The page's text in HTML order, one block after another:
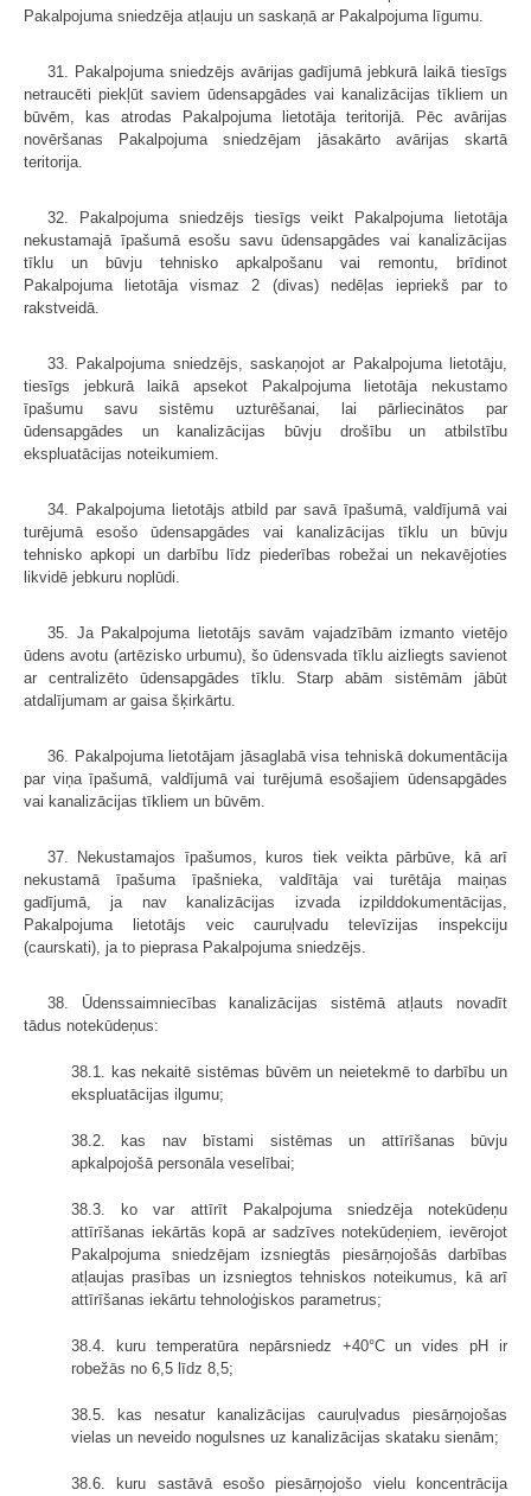
Pakalpojuma sniedzēja atļauju un saskaņā ar Pakalpojuma līgumu.
31. Pakalpojuma sniedzējs avārijas gadījumā jebkurā laikā tiesīgs
netraucēti piekļūt saviem ūdensapgādes vai kanalizācijas tīkliem un
būvēm, kas atrodas Pakalpojuma lietotāja teritorijā. Pēc avārijas
novēršanas Pakalpojuma sniedzējam jāsakārto avārijas skartā
teritorija.
32. Pakalpojuma sniedzējs tiesīgs veikt Pakalpojuma lietotāja
nekustamajā īpašumā esošu savu ūdensapgādes vai kanalizācijas
tīklu un būvju tehnisko apkalpošanu vai remontu, brīdinot
Pakalpojuma lietotāja vismaz 2 (divas) nedēļas iepriekš par to
rakstveidā.
33. Pakalpojuma sniedzējs, saskaņojot ar Pakalpojuma lietotāju,
tiesīgs jebkurā laikā apsekot Pakalpojuma lietotāja nekustamo
īpašumu savu sistēmu uzturēšanai, lai pārliecinātos par
ūdensapgādes un kanalizācijas būvju drošību un atbilstību
ekspluatācijas noteikumiem.
34. Pakalpojuma lietotājs atbild par savā īpašumā, valdījumā vai
turējumā esošo ūdensapgādes vai kanalizācijas tīklu un būvju
tehnisko apkopi un darbību līdz piederības robežai un nekavējoties
likvidē jebkuru noplūdi.
35. Ja Pakalpojuma lietotājs savām vajadzībām izmanto vietējo
ūdens avotu (artēzisko urbumu), šo ūdensvada tīklu aizliegts savienot
ar centralizēto ūdensapgādes tīklu. Starp abām sistēmām jābūt
atdalījumam ar gaisa šķirkārtu.
36. Pakalpojuma lietotājam jāsaglabā visa tehniskā dokumentācija
par viņa īpašumā, valdījumā vai turējumā esošajiem ūdensapgādes
vai kanalizācijas tīkliem un būvēm.
37. Nekustamajos īpašumos, kuros tiek veikta pārbūve, kā arī
nekustamā īpašuma īpašnieka, valdītāja vai turētāja maiņas
gadījumā, ja nav kanalizācijas izvada izpilddokumentācijas,
Pakalpojuma lietotājs veic cauruļvadu televīzijas inspekciju
(caurskati), ja to pieprasa Pakalpojuma sniedzējs.
38. Ūdenssaimniecības kanalizācijas sistēmā atļauts novadīt
tādus notekūdeņus:
38.1. kas nekaitē sistēmas būvēm un neietekmē to darbību un
ekspluatācijas ilgumu;
38.2. kas nav bīstami sistēmas un attīrīšanas būvju
apkalpojošā personāla veselībai;
38.3. ko var attīrīt Pakalpojuma sniedzēja notekūdeņu
attīrīšanas iekārtās kopā ar sadzīves notekūdeņiem, ievērojot
Pakalpojuma sniedzējam izsniegtās piesārņojošās darbības
atļaujas prasības un izsniegtos tehniskos noteikumus, kā arī
attīrīšanas iekārtu tehnoloģiskos parametrus;
38.4. kuru temperatūra nepārsniedz +40°C un vides pH ir
robežās no 6,5 līdz 8,5;
38.5. kas nesatur kanalizācijas cauruļvadus piesārņojošas
vielas un neveido nogulsnes uz kanalizācijas skataku sienām;
38.6. kuru sastāvā esošo piesārņojošo vielu koncentrācija